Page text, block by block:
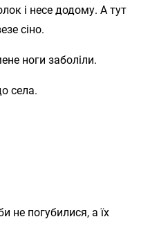
і несе додому. А тут
сіно.
ноги заболіли.
села.
не погубилися, а їх